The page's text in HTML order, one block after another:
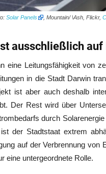
Solar Panels , Mountain/ \Ash, Flickr,
ausschließlich auf
eine Leitungsfähigkeit von
in die Stadt Darwin
ist aber auch deshalb
Der Rest wird über
durch
der Stadtstaat extrem
auf der Verbrennung von
eine untergeordnete Rolle.